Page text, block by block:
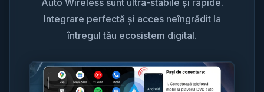
Auto Wireless sunt ultra-stabile și rapide.
Integrare perfectă și acces neîngrădit la
întregul tău ecosistem digital.